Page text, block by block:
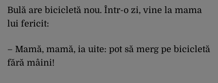
Bulă are bicicletă nou. Într-o zi, vine la mama
lui fericit:
– Mamă, mamă, ia uite: pot să merg pe bicicletă
fără mâini!